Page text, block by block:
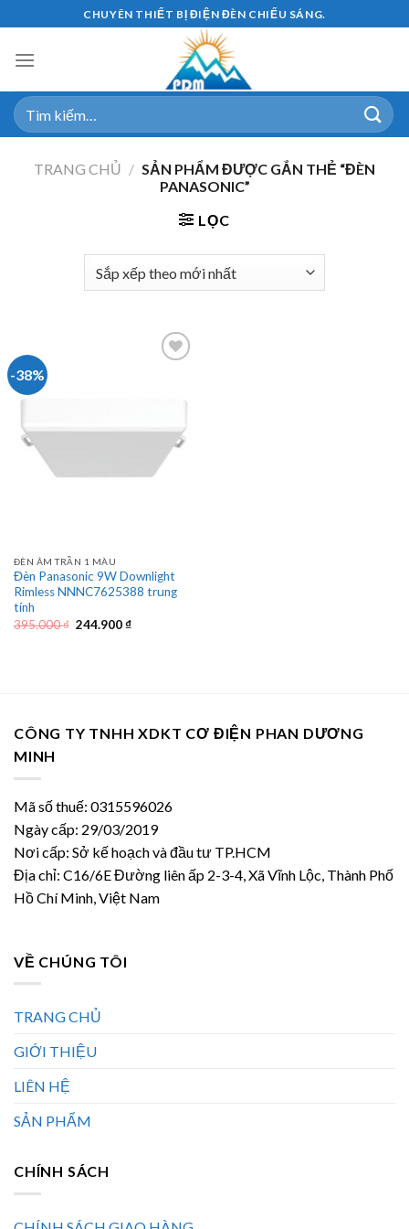
to
content
CHUYÊN THIẾT BỊ ĐIỆN ĐÈN CHIẾU SÁNG.
Tìm
kiếm:
TRANG CHỦ / SẢN PHẨM ĐƯỢC GẮN THẺ “ĐÈN
PANASONIC”
LỌC
-38%
ĐÈN ÂM TRẦN 1 MÀU
Đèn Panasonic 9W Downlight
Rimless NNNC7625388 trung
tính
395.000₫ Giá
244.900₫Giá
CÔNG TY TNHH XDKT CƠ ĐIỆN PHAN DƯƠNG
MINH
Mã số thuế: 0315596026
Ngày cấp: 29/03/2019
Nơi cấp: Sở kế hoạch và đầu tư TP.HCM
Địa chỉ: C16/6E Đường liên ấp 2-3-4, Xã Vĩnh Lộc, Thành Phố
Hồ Chí Minh, Việt Nam
VỀ CHÚNG TÔI
TRANG CHỦ
GIỚI THIỆU
LIÊN HỆ
SẢN PHẨM
CHÍNH SÁCH